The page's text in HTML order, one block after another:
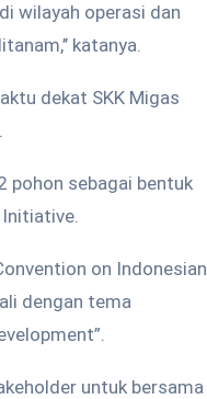
wilayah operasi dan
katanya.
dekat SKK Migas
pohon sebagai bentuk
Initiative.
on Indonesian
dengan tema
untuk bersama